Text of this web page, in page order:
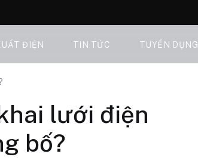
ĐIỆN TIN TỨC TUYỂN DỤNG
lưới điện
bố?